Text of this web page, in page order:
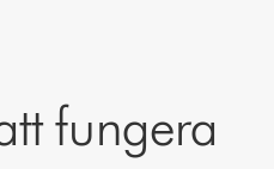
fungera